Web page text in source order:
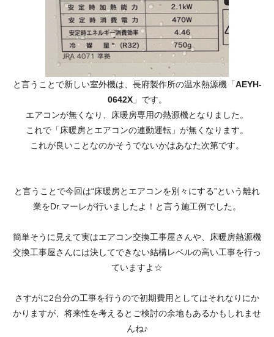
と言うことで新しい室外機は、長府製作所の温水熱源機「AEYH-
0642X」です。
エアコンが無くなり、床暖房専用の熱源機となりました。
これで「床暖房とエアコンの連動運転」が無くなります。
これが良いことなのかそうでないかはあなた次第です。
と言うことで今回は“床暖房とエアコンを別々にする”という離れ
業をDr.マーレが行いましたよ！と言う施工例でした。
簡単そうに見えて実はエアコン交換工事屋さんや、床暖房熱源機
交換工事屋さんには決してできない結構レベルの高い工事を行っ
ていますよ☆
さすがに2台分の工事を行うので初期費用としてはそれなりにか
かりますが、将来性を考えるとご検討の余地もあるかもしれませ
んね♪